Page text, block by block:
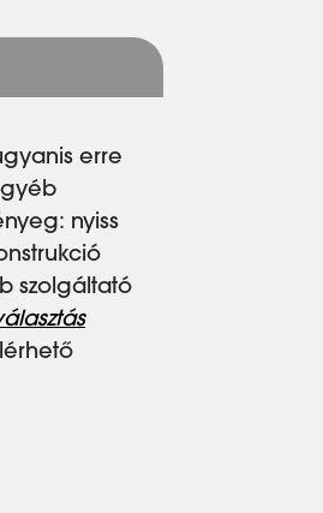
erre
nyiss
szolgáltató